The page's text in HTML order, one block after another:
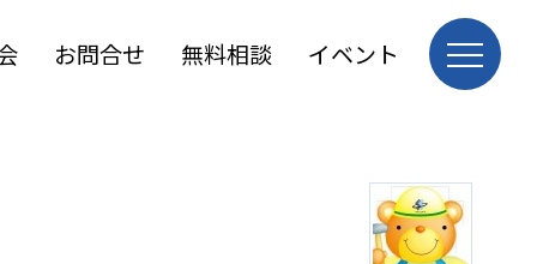
お問合せ 無料相談 イベント